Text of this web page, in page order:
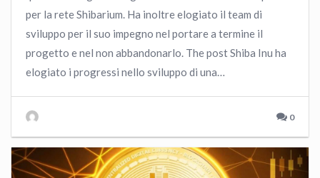
per la rete Shibarium. Ha inoltre elogiato il team di
sviluppo per il suo impegno nel portare a termine il
progetto e nel non abbandonarlo. The post Shiba Inu ha
elogiato i progressi nello sviluppo di una…
0